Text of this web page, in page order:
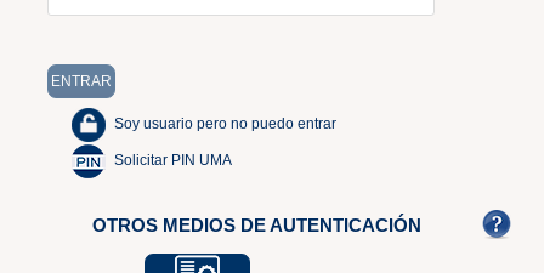
Soy usuario pero no puedo entrar
Solicitar PIN UMA
OTROS MEDIOS DE AUTENTICACIÓN